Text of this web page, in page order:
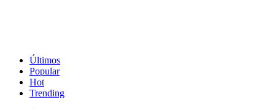
Últimos
Popular
Hot
Trending